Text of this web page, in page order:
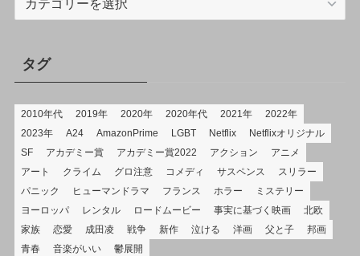
タグ
2010年代 2019年 2020年 2020年代 2021年
2022年
2023年
A24 AmazonPrime LGBT Netflix
Netflixオリジナル
SF
アカデミー賞 アカデミー賞2022 アクション
アニメ
アート
クライム グロ注意 コメディ サスペンス
スリラー
パニック
ヒューマンドラマ フランス ホラー
ミステリー
ヨーロッパ
レンタル ロードムービー 事実に基づく映画
北欧
家族
恋愛 成田凌 戦争 新作 泣ける 洋画 父と子
邦画
青春
音楽がいい 鬱展開